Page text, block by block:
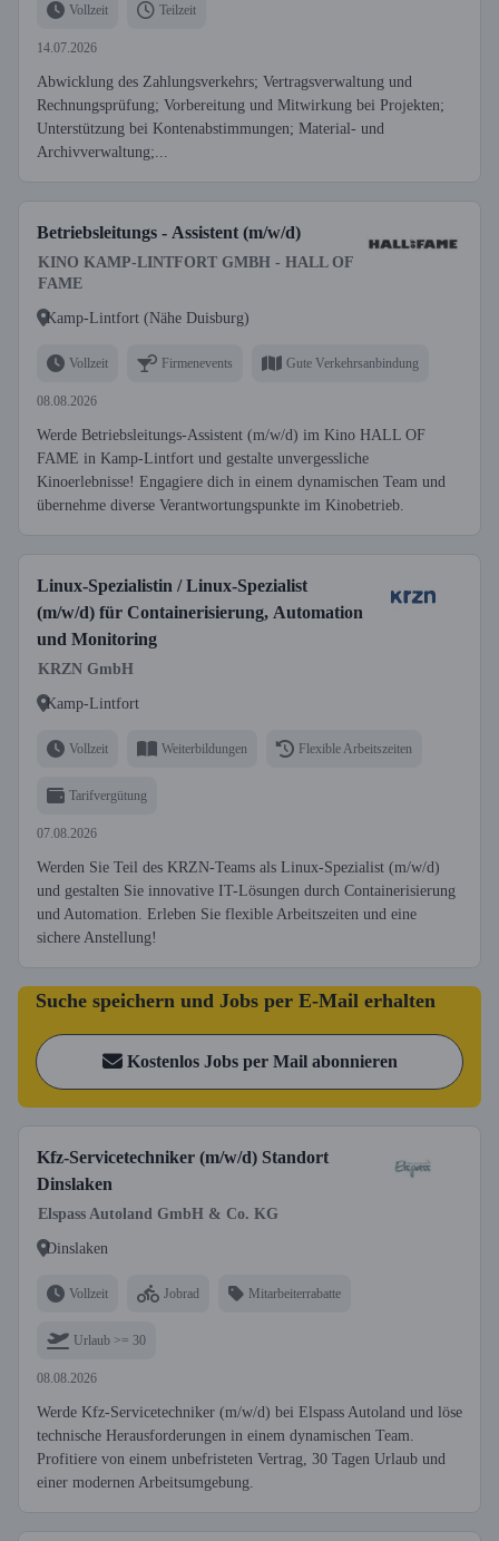
Vollzeit Teilzeit
14.07.2026
Abwicklung des Zahlungsverkehrs; Vertragsverwaltung und
Rechnungsprüfung; Vorbereitung und Mitwirkung bei Projekten;
Unterstützung bei Kontenabstimmungen; Material- und
Archivverwaltung;...
Betriebsleitungs - Assistent (m/w/d)
KINO KAMP-LINTFORT GMBH - HALL OF
FAME
Kamp-Lintfort (Nähe Duisburg)
Vollzeit Firmenevents Gute Verkehrsanbindung
08.08.2026
Werde Betriebsleitungs-Assistent (m/w/d) im Kino HALL OF
FAME in Kamp-Lintfort und gestalte unvergessliche
Kinoerlebnisse! Engagiere dich in einem dynamischen Team und
übernehme diverse Verantwortungspunkte im Kinobetrieb.
Linux-Spezialistin / Linux-Spezialist
(m/w/d) für Containerisierung, Automation
und Monitoring
KRZN GmbH
Kamp-Lintfort
Vollzeit Weiterbildungen Flexible Arbeitszeiten
Tarifvergütung
07.08.2026
Werden Sie Teil des KRZN-Teams als Linux-Spezialist (m/w/d)
und gestalten Sie innovative IT-Lösungen durch Containerisierung
und Automation. Erleben Sie flexible Arbeitszeiten und eine
sichere Anstellung!
Suche speichern und Jobs per E-Mail erhalten
Kostenlos Jobs per Mail abonnieren
Kfz-Servicetechniker (m/w/d) Standort
Dinslaken
Elspass Autoland GmbH & Co. KG
Dinslaken
Vollzeit Jobrad Mitarbeiterrabatte
Urlaub >= 30
08.08.2026
Werde Kfz-Servicetechniker (m/w/d) bei Elspass Autoland und löse
technische Herausforderungen in einem dynamischen Team.
Profitiere von einem unbefristeten Vertrag, 30 Tagen Urlaub und
einer modernen Arbeitsumgebung.